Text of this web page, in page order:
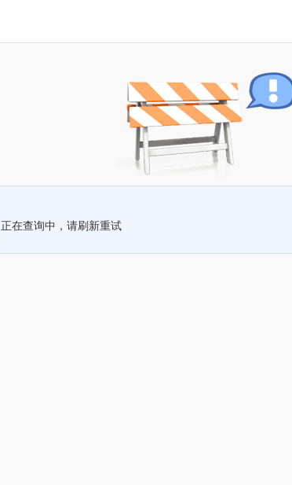
正在查询中，请刷新重试